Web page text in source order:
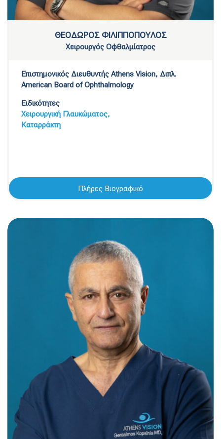
ΘΕΟΔΩΡΟΣ ΦΙΛΙΠΠΟΠΟΥΛΟΣ
Χειρουργός Οφθαλμίατρος
Επιστημονικός Διευθυντής Athens Vision, Διπλ.
American Board of Ophthalmology
Ειδικότητες
Χειρουργική Γλαυκώματος,
Καταρράκτη
Πλήρες Βιογραφικό